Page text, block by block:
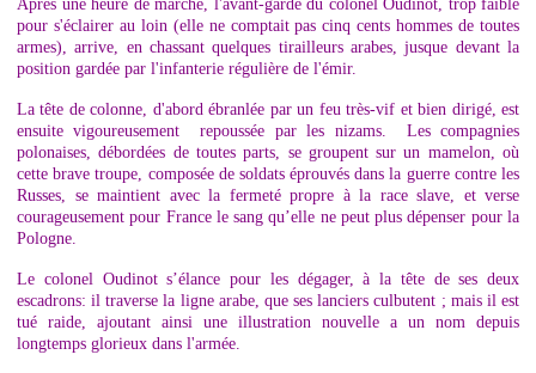
Après une heure de marche, l'avant-garde du colonel Oudinot, trop faible
pour s'éclairer au loin (elle ne comptait pas cinq cents hommes de toutes
armes), arrive, en chassant quelques tirailleurs arabes, jusque devant la
position gardée par l'infanterie régulière de l'émir.
La tête de colonne, d'abord ébranlée par un feu très-vif et bien dirigé, est
ensuite vigoureusement repoussée par les nizams. Les compagnies
polonaises, débordées de toutes parts, se groupent sur un mamelon, où
cette brave troupe, composée de soldats éprouvés dans la guerre contre les
Russes, se maintient avec la fermeté propre à la race slave, et verse
courageusement pour France le sang qu’elle ne peut plus dépenser pour la
Pologne.
Le colonel Oudinot s’élance pour les dégager, à la tête de ses deux
escadrons: il traverse la ligne arabe, que ses lanciers culbutent ; mais il est
tué raide, ajoutant ainsi une illustration nouvelle a un nom depuis
longtemps glorieux dans l'armée.